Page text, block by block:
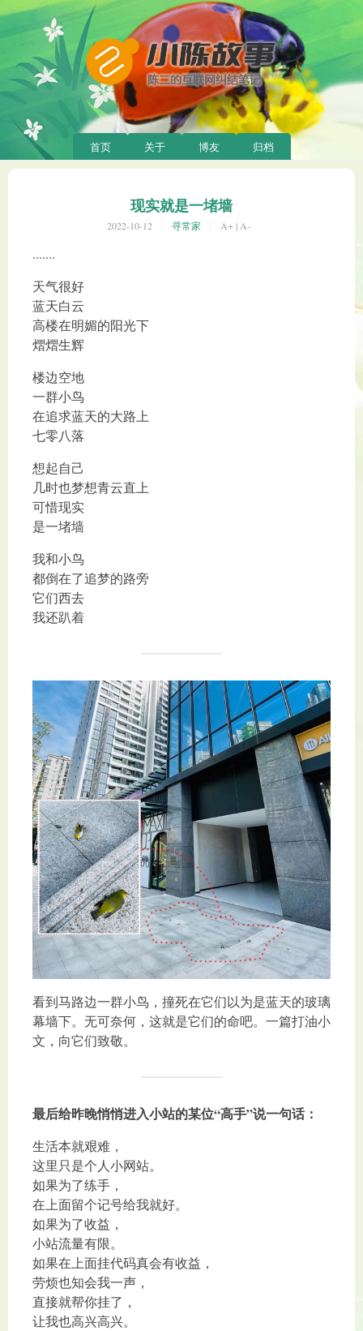
首页 关于 博友 归档
现实就是一堵墙
2022-10-12 寻常家 A+ |A-
.......
天气很好
蓝天白云
高楼在明媚的阳光下
熠熠生辉
楼边空地
一群小鸟
在追求蓝天的大路上
七零八落
想起自己
几时也梦想青云直上
可惜现实
是一堵墙
我和小鸟
都倒在了追梦的路旁
它们西去
我还趴着
看到马路边一群小鸟，撞死在它们以为是蓝天的玻璃
幕墙下。无可奈何，这就是它们的命吧。一篇打油小
文，向它们致敬。
最后给昨晚悄悄进入小站的某位“高手”说一句话：
生活本就艰难，
这里只是个人小网站。
如果为了练手，
在上面留个记号给我就好。
如果为了收益，
小站流量有限。
如果在上面挂代码真会有收益，
劳烦也知会我一声，
直接就帮你挂了，
让我也高兴高兴。